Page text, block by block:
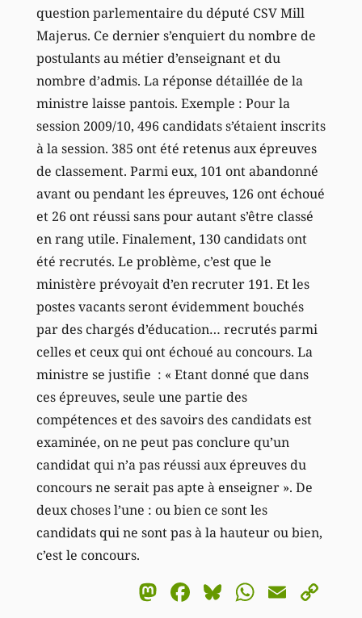
question parlementaire du député CSV Mill
Majerus. Ce dernier s’enquiert du nombre de
postulants au métier d’enseignant et du
nombre d’admis. La réponse détaillée de la
ministre laisse pantois. Exemple : Pour la
session 2009/10, 496 candidats s’étaient inscrits
à la session. 385 ont été retenus aux épreuves
de classement. Parmi eux, 101 ont abandonné
avant ou pendant les épreuves, 126 ont échoué
et 26 ont réussi sans pour autant s’être classé
en rang utile. Finalement, 130 candidats ont
été recrutés. Le problème, c’est que le
ministère prévoyait d’en recruter 191. Et les
postes vacants seront évidemment bouchés
par des chargés d’éducation… recrutés parmi
celles et ceux qui ont échoué au concours. La
ministre se justifie : « Etant donné que dans
ces épreuves, seule une partie des
compétences et des savoirs des candidats est
examinée, on ne peut pas conclure qu’un
candidat qui n’a pas réussi aux épreuves du
concours ne serait pas apte à enseigner ». De
deux choses l’une : ou bien ce sont les
candidats qui ne sont pas à la hauteur ou bien,
c’est le concours.
Mastodon
Facebook
BlueskyEmail